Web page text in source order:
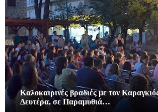
Καλοκαιρινές βραδιές με τον
Δευτέρα, σε Παραμυθιά…